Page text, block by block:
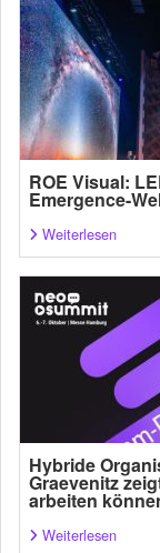
ROE Visual:
Emergence-
Weiterlesen
Hybride
Graevenitz
arbeiten
Weiterlesen